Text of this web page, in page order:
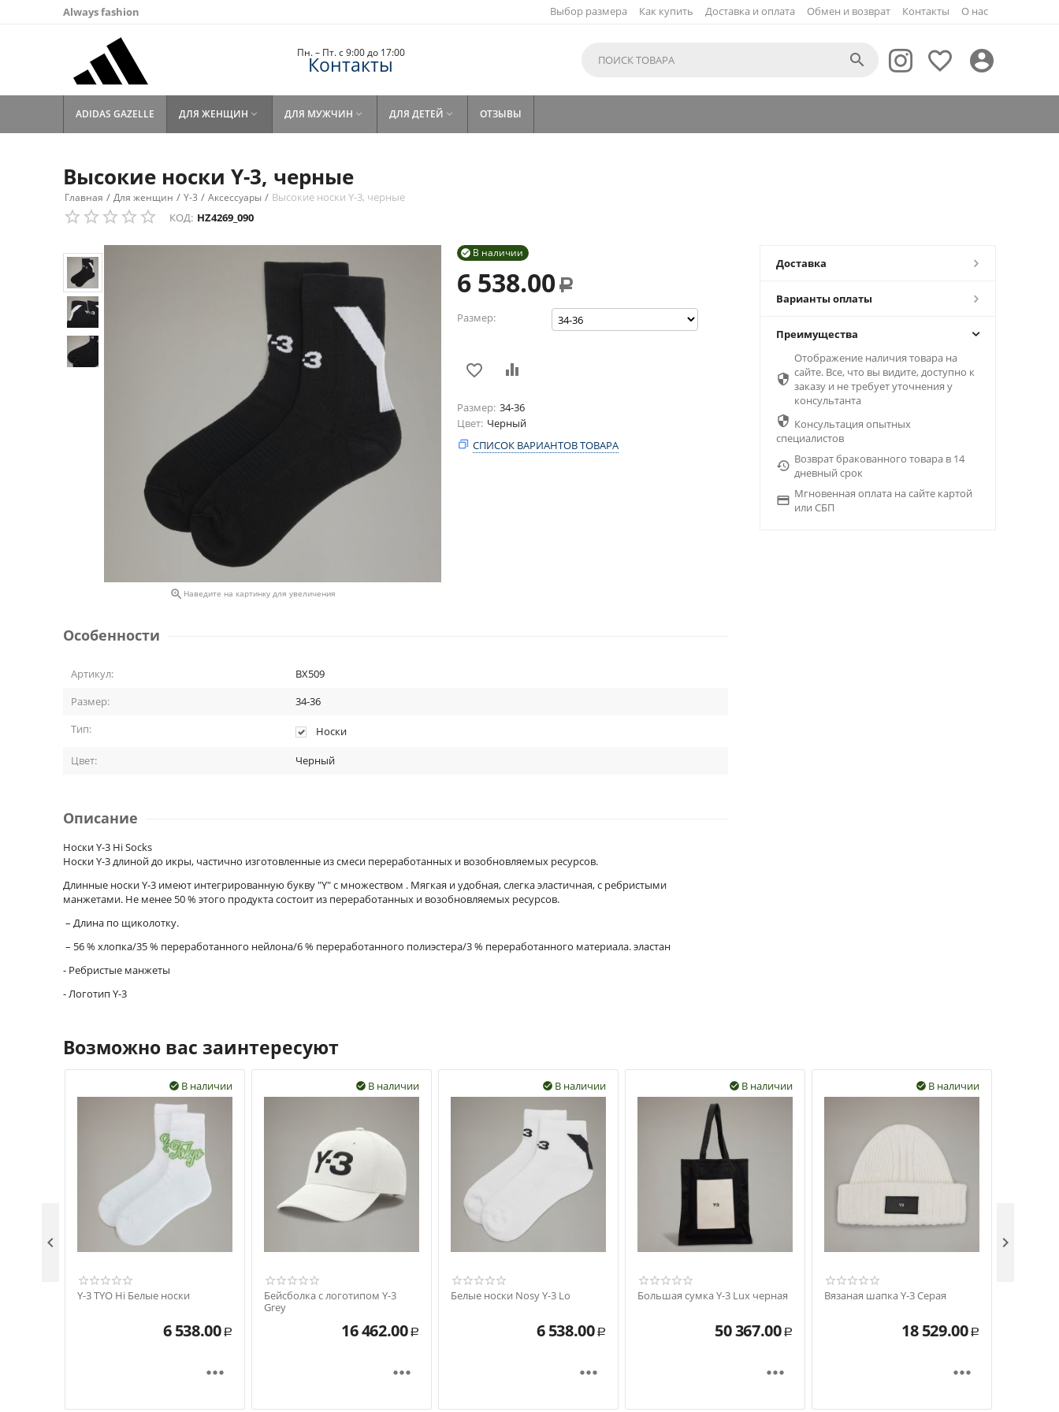
Always fashion Выбор размера Как купить Доставка и оплата Обмен и возврат Контакты О нас
Пн. – Пт. с 9:00 до 17:00
Контакты 


ADIDAS GAZELLE ДЛЯ ЖЕНЩИН  ДЛЯ МУЖЧИН  ДЛЯ ДЕТЕЙ  ОТЗЫВЫ
Высокие носки Y-3, черные
Главная / Для женщин / Y-3 / Аксессуары / Высокие носки Y-3, черные
КОД: HZ4269_090
 Наведите на картинку для увеличения
В наличии

6 538.00 Р
Размер:
Размер 34-36
Цвет Черный
СПИСОК ВАРИАНТОВ ТОВАРА
Доставка
Варианты оплаты
Преимущества

Отображение наличия товара на
сайте. Все, что вы видите, доступно к
заказу и не требует уточнения у
консультанта
 Консультация опытных
специалистов
 Возврат бракованного товара в 14
дневный срок
 Мгновенная оплата на сайте картой
или СБП
Особенности
Артикул:
BX509
Размер:
34-36
Тип:
Носки
Цвет: Черный
Описание
Носки Y-3 Hi Socks
Носки Y-3 длиной до икры, частично изготовленные из смеси переработанных и возобновляемых ресурсов.
Длинные носки Y-3 имеют интегрированную букву "Y" с множеством . Мягкая и удобная, слегка эластичная, с ребристыми
манжетами. Не менее 50 % этого продукта состоит из переработанных и возобновляемых ресурсов.
– Длина по щиколотку.
– 56 % хлопка/35 % переработанного нейлона/6 % переработанного полиэстера/3 % переработанного материала. эластан
- Ребристые манжеты
- Логотип Y-3
Возможно вас заинтересуют
В наличии

Y-3 TYO Hi Белые носки
6 538.00 Р

В наличии

Бейсболка с логотипом Y-3
Grey
16 462.00 Р

В наличии

Белые носки Nosy Y-3 Lo
6 538.00 Р

В наличии

Большая сумка Y-3 Lux черная
50 367.00 Р

В наличии

Вязаная шапка Y-3 Серая
18 529.00 Р

 